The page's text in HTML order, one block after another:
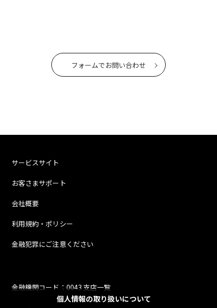
個人情報の取り扱いについて
フォームでお問い合わせ
サービスサイト
お客さまサポート
会社概要
利用規約・ポリシー
金融犯罪にご注意ください
金融機関コード：0043 支店一覧